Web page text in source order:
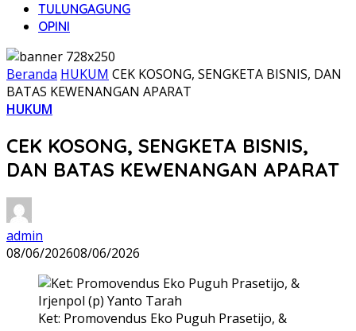
TULUNGAGUNG
OPINI
Beranda HUKUM CEK KOSONG, SENGKETA BISNIS, DAN
BATAS KEWENANGAN APARAT
HUKUM
CEK KOSONG, SENGKETA BISNIS,
DAN BATAS KEWENANGAN APARAT
admin
08/06/202608/06/2026
Ket: Promovendus Eko Puguh Prasetijo, &